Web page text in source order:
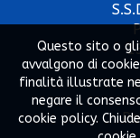
Questo sito o
avvalgono di
finalità illustrate
negare il
cookie policy.